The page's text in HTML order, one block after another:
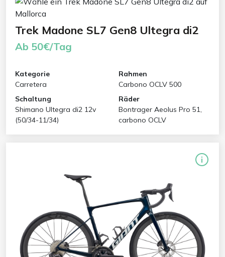
Trek Madone SL7 Gen8 Ultegra di2
Ab 50€/Tag
Kategorie
Carretera
Rahmen
Carbono OCLV 500
Schaltung
Shimano Ultegra di2 12v
(50/34-11/34)
Räder
Bontrager Aeolus Pro 51,
carbono OCLV